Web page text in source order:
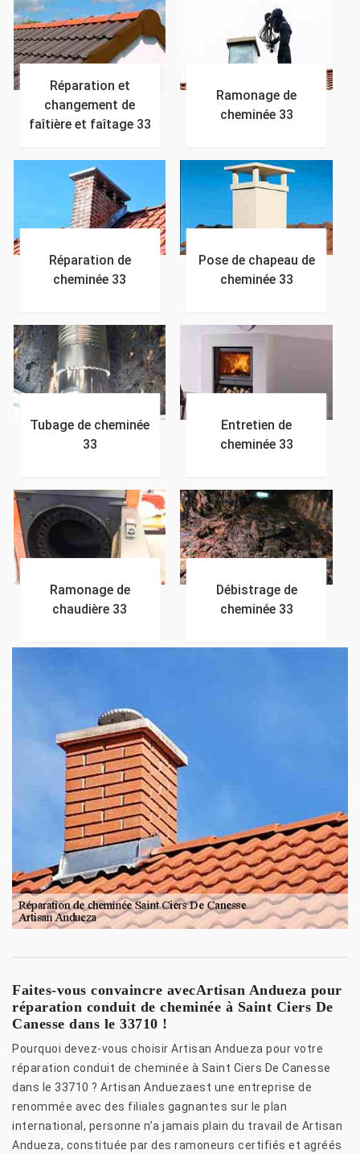
Réparation et
changement de
faîtière et faîtage 33
Ramonage de
cheminée 33
Réparation de
cheminée 33
Pose de chapeau de
cheminée 33
Tubage de cheminée
33
Entretien de
cheminée 33
Ramonage de
chaudière 33
Débistrage de
cheminée 33
Faites-vous convaincre avecArtisan Andueza pour
réparation conduit de cheminée à Saint Ciers De
Canesse dans le 33710 !
Pourquoi devez-vous choisir Artisan Andueza pour votre
réparation conduit de cheminée à Saint Ciers De Canesse
dans le 33710 ? Artisan Anduezaest une entreprise de
renommée avec des filiales gagnantes sur le plan
international, personne n’a jamais plain du travail de Artisan
Andueza, constituée par des ramoneurs certifiés et agréés